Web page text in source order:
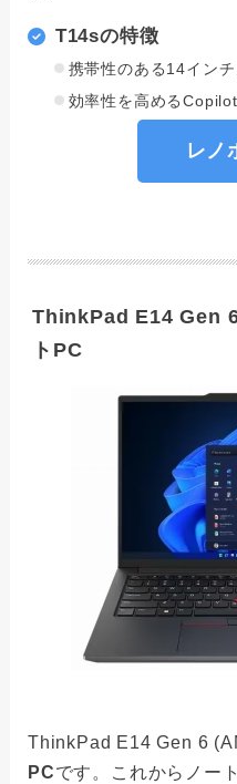
T14sの特徴
携帯性のある14インチ
効率性を高める
レノ
ThinkPad E14 Gen
トPC
ThinkPad E14 Gen 6
PCです。これからノー